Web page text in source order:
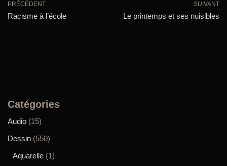
PRÉCÉDENT
Racisme à l’école
SUIVANT
Le printemps et ses nuisibles
Catégories
Audio (15)
Dessin (550)
Aquarelle (1)